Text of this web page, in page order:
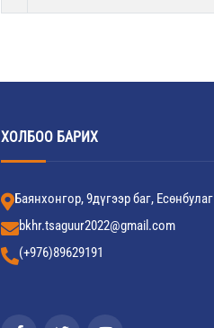
ХОЛБОО БАРИХ
Баянхонгор, 9дүгээр баг, Есөнбулаг
bkhr.tsaguur2022@gmail.com
(+976)89629191